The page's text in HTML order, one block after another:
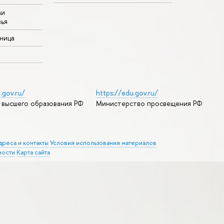
образования РФ
https://edu.gov.ru/
Министерство просвещения РФ
и контакты Условия использования материалов
Карта сайта